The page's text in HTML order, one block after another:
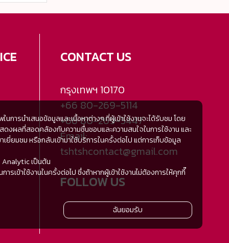
CONTACT US
กรุงเทพฯ 10170
+66 80-269-5114
+66 80-269-5447
Email:
tshtshcontact@gmail.com
FOLLOW US
ารนำเสนอข้อมูลและเนื้อหาต่างๆ ที่ผู้เข้าใช้งานจะได้รับชม โดย
ดงผลที่สอดคล้องกับความชื่นชอบและความสนใจในการใช้งาน และ
ยี่ยมชม หรือกลับเข้ามาใช้บริการในครั้งต่อไป แต่การเก็บข้อมูล
Analytic เป็นต้น
เข้าใช้งานในครั้งต่อไป ซึ่งถ้าหากผู้เข้าใช้งานไม่ต้องการให้คุกกี๊
ฉันยอมรับ